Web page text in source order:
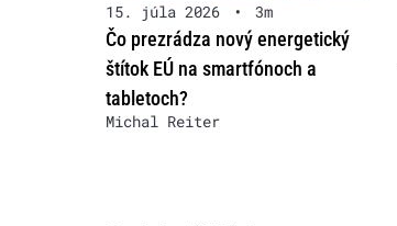
15. júla 2026 • 3m
Čo prezrádza nový energetický
štítok EÚ na smartfónoch a
tabletoch?
Michal Reiter